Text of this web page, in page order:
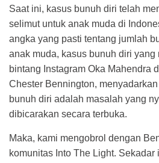
Saat ini, kasus bunuh diri telah
selimut untuk anak muda di
angka yang pasti tentang jumlah
anak muda, kasus bunuh diri
bintang Instagram Oka Mahendra
Chester Bennington,
bunuh diri adalah masalah yang
dibicarakan secara terbuka.
Maka, kami mengobrol dengan
komunitas Into The Light. Sekadar